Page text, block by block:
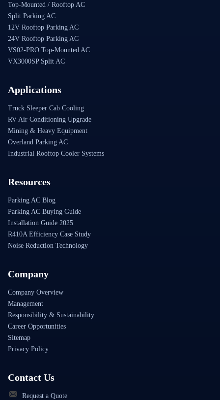
Top-Mounted / Rooftop AC
Split Parking AC
12V Rooftop Parking AC
24V Rooftop Parking AC
VS02-PRO Top-Mounted AC
VX3000SP Split AC
Applications
Truck Sleeper Cab Cooling
RV Air Conditioning Upgrade
Mining & Heavy Equipment
Overland Parking AC
Industrial Rooftop Cooler Systems
Resources
Parking AC Blog
Parking AC Buying Guide
Installation Guide 2025
R410A Efficiency Case Study
Noise Reduction Technology
Company
Company Overview
Management
Responsibility & Sustainability
Career Opportunities
Sitemap
Privacy Policy
Contact Us
Request a Quote